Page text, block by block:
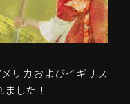
リカおよびイギリス
した！